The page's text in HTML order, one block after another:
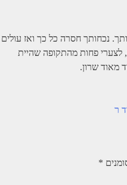
נכחותך חסרה כל כך ואז עולים
לצערי פחות מהתקופה שהיית
מאוד שרון.
ר
*